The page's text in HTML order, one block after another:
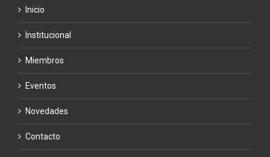
Inicio
Institucional
Miembros
Eventos
Novedades
Contacto